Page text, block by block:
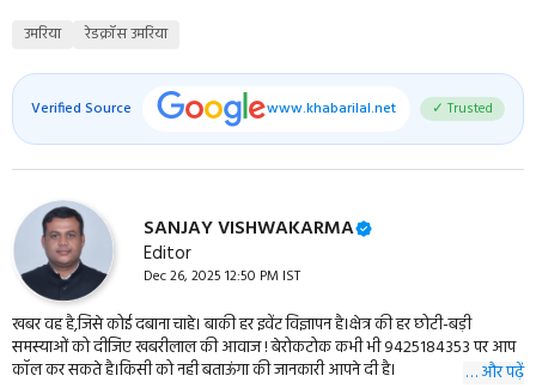
उमरिया रेडक्रॉस उमरिया
Verified Source www.khabarilal.net ✓ Trusted
SANJAY VISHWAKARMA
Editor
Dec 26, 2025 12:50 PM IST
खबर वह है,जिसे कोई दबाना चाहे। बाकी हर इवेंट विज्ञापन है।क्षेत्र की हर छोटी-बड़ी
समस्याओं को दीजिए खबरीलाल की आवाज ! बेरोकटोक कभी भी 9425184353 पर आप
कॉल कर सकते है।किसी को नही बताऊंगा की जानकारी आपने दी है।
… और पढ़ें